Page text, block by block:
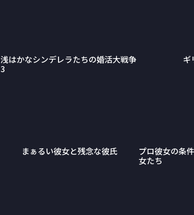
浅はかなシンデレラたちの婚活大戦争
3
ギ
まぁるい彼女と残念な彼氏 プロ彼女の条
女たち